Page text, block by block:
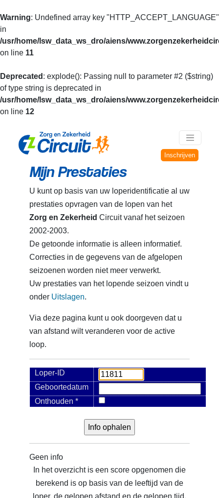
Warning: Undefined array key "HTTP_ACCEPT_LANGUAGE"
in
/usr/home/lsw_data_ws_dro/aiens/
on line 11
Deprecated : explode(): Passing null to parameter #2 ($string)
of type string is deprecated in
/usr/home/lsw_data_ws_dro/aiens/
on line 12
Inschrijven
Mijn Prestaties
U kunt op basis van uw loperidentificatie al uw
prestaties opvragen van de lopen van het
Zorg en Zekerheid Circuit vanaf het seizoen
2002-2003.
De getoonde informatie is alleen informatief.
Correcties in de gegevens van de afgelopen
seizoenen worden niet meer verwerkt.
Uw prestaties van het lopende seizoen vindt u
onder Uitslagen.
Via deze pagina kunt u ook doorgeven dat u
van afstand wilt veranderen voor de active
loop.
Loper-ID
Geboortedatum
Onthouden *
Geen info
In het overzicht is een score opgenomen die
berekend is op basis van de leeftijd van de
loper, de gelopen afstand en de gelopen tijd.